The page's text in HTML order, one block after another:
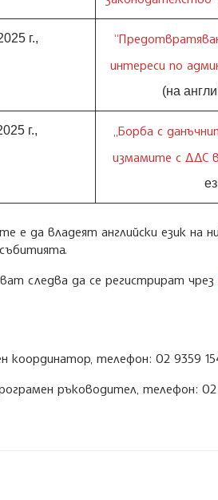
г.,
интереси по
(на
г.,
„Борба с
измамите с ДДС
е да владеят английски език
следва да се регистрират чрез
координатор, телефон: 02 9359
ръководител, телефон: 02